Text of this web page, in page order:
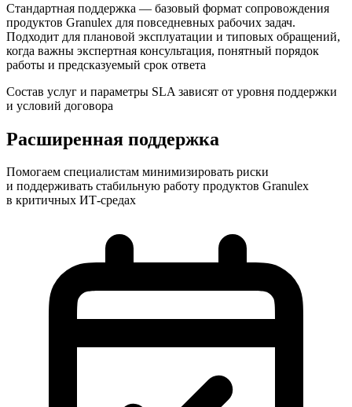
Стандартная поддержка — базовый формат сопровождения
продуктов Granulex для повседневных рабочих задач.
Подходит для плановой эксплуатации и типовых обращений,
когда важны экспертная консультация, понятный порядок
работы и предсказуемый срок ответа
Состав услуг и параметры SLA зависят от уровня поддержки
и условий договора
Расширенная поддержка
Помогаем специалистам минимизировать риски
и поддерживать стабильную работу продуктов Granulex
в критичных ИТ-средах